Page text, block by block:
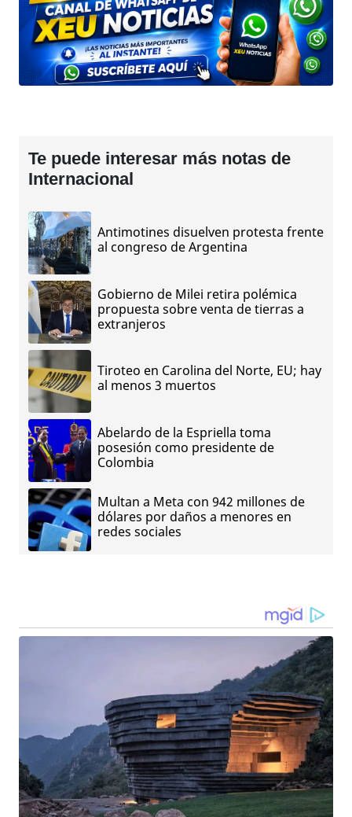
Te puede interesar más notas de
Internacional
Antimotines disuelven protesta frente
al congreso de Argentina
Gobierno de Milei retira polémica
propuesta sobre venta de tierras a
extranjeros
Tiroteo en Carolina del Norte, EU; hay
al menos 3 muertos
Abelardo de la Espriella toma
posesión como presidente de
Colombia
Multan a Meta con 942 millones de
dólares por daños a menores en
redes sociales